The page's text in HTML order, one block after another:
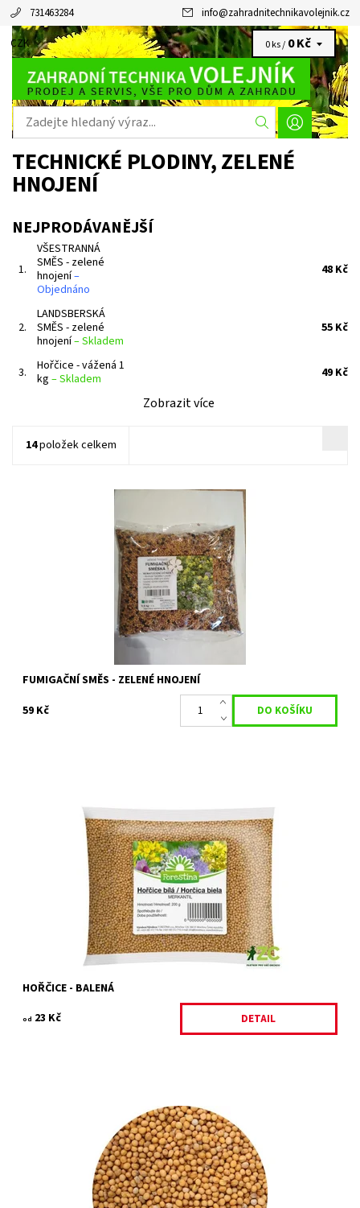
731463284 info@zahradnitechnikavolejnik.cz
CZK 0 ks / 0 Kč
TECHNICKÉ PLODINY, ZELENÉ
HNOJENÍ
NEJPRODÁVANĚJŠÍ
1.
VŠESTRANNÁ
SMĚS - zelené
hnojení–
Objednáno
48 Kč
2.
LANDSBERSKÁ
SMĚS - zelené
hnojení–Skladem
55 Kč
3.
Hořčice - vážená 1
kg –Skladem 49 Kč
Zobrazit více
14položek celkem
Směs silně omezuje háďátka i další patogeny, poskytne i hodně
organické hmoty. Hluboké kořeny ředkve umožní průsak vody do
Skladem 8 ks
27814
FUMIGAČNÍ SMĚS - ZELENÉ HNOJENÍ
59 Kč
Osivo z řady "Semínko" určené pro zelené hnojení.
Skladem 2 ks
27439/200
FORESTINA s.r.o.
HOŘČICE - BALENÁ
od 23 Kč DETAIL
Osivo určené pro zelené hnojení.
Skladem 1 ks
29665